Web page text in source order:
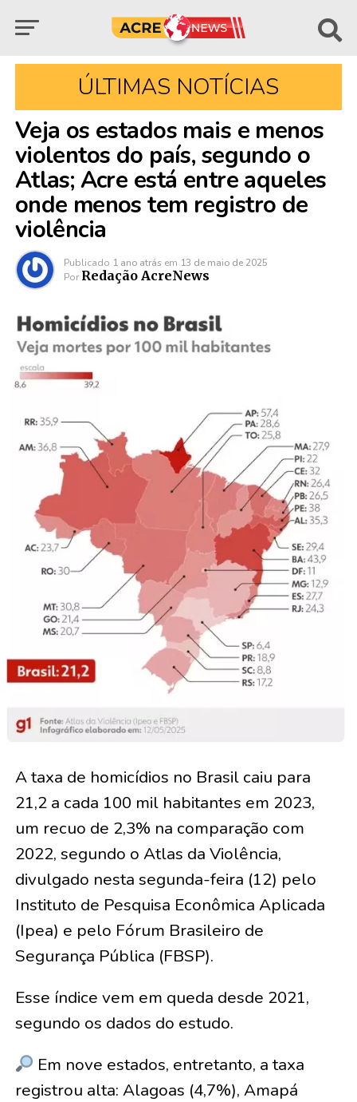
ÚLTIMAS NOTÍCIAS
Veja os estados mais e menos
violentos do país, segundo o
Atlas; Acre está entre aqueles
onde menos tem registro de
violência
Publicado 1 ano atrás em 13 de maio de 2025
Por Redação AcreNews
A taxa de homicídios no Brasil caiu para
21,2 a cada 100 mil habitantes em 2023,
um recuo de 2,3% na comparação com
2022, segundo o Atlas da Violência,
divulgado nesta segunda-feira (12) pelo
Instituto de Pesquisa Econômica Aplicada
(Ipea) e pelo Fórum Brasileiro de
Segurança Pública (FBSP).
Esse índice vem em queda desde 2021,
segundo os dados do estudo.
Em nove estados, entretanto, a taxa
registrou alta: Alagoas (4,7%), Amapá